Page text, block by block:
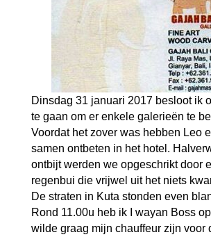
Dinsdag 31 januari 2017 besloot ik
te gaan om er enkele galerieën te
Voordat het zover was hebben Leo
samen ontbeten in het hotel.
ontbijt werden we opgeschrikt door
regenbui die vrijwel uit het niets
De straten in Kuta stonden even
Rond 11.00u heb ik I wayan Boss
wilde graag mijn chauffeur zijn voor